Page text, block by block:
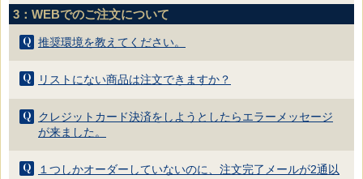
3：WEBでのご注文について
推奨環境を教えてください。
リストにない商品は注文できますか？
クレジットカード決済をしようとしたらエラーメッセージ
が来ました。
１つしかオーダーしていないのに、注文完了メールが2通以